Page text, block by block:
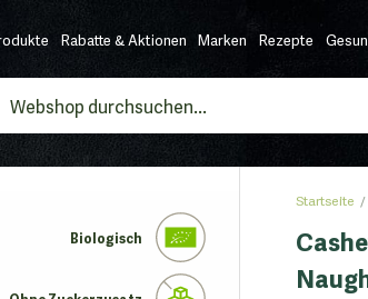
Rabatte & Aktionen Marken Rezepte
Biologisch
Startseite